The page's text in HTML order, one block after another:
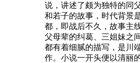
说，讲述了颇为独特的同
和若子的故事，时代背景
都，即战后不久，故事主
父母辈的纠葛、三姐妹之
都有着细腻的描写，是川
作。小说一开头便以清丽